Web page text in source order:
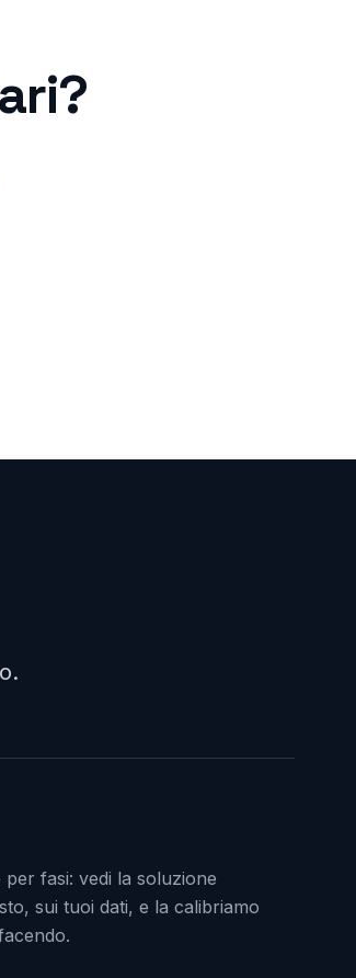
?
per fasi: vedi la soluzione
sui tuoi dati, e la calibriamo